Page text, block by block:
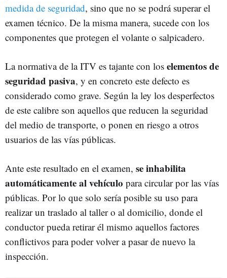
medida de seguridad, sino que no se podrá superar el
examen técnico. De la misma manera, sucede con los
componentes que protegen el volante o salpicadero.
La normativa de la ITV es tajante con los elementos de
seguridad pasiva, y en concreto este defecto es
considerado como grave. Según la ley los desperfectos
de este calibre son aquellos que reducen la seguridad
del medio de transporte, o ponen en riesgo a otros
usuarios de las vías públicas.
Ante este resultado en el examen, se inhabilita
automáticamente al vehículo para circular por las vías
públicas. Por lo que solo sería posible su uso para
realizar un traslado al taller o al domicilio, donde el
conductor pueda retirar él mismo aquellos factores
conflictivos para poder volver a pasar de nuevo la
inspección.